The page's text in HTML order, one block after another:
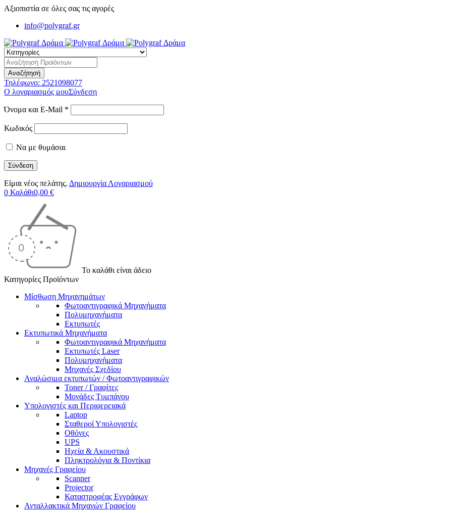
Αξιοπιστία σε όλες σας τις αγορές
info@polygraf.gr
Τηλέφωνο: 2521098077
Ο λογαριασμός μουΣύνδεση
Όνομα και E-Mail *
Κωδικός
Να με θυμάσαι
Είμαι νέος πελάτης. Δημιουργία Λογαριασμού
0 Καλάθι0,00 €
Το καλάθι είναι άδειο
Κατηγορίες Προϊόντων
Μίσθωση Μηχανημάτων
Φωτοαντιγραφικά Μηχανήματα
Πολυμηχανήματα
Εκτυπωτές
Εκτυπωτικά Μηχανήματα
Φωτοαντιγραφικά Μηχανήματα
Εκτυπωτές Laser
Πολυμηχανήματα
Μηχανές Σχεδίου
Αναλώσιμα εκτυπωτών / Φωτοαντιγραφικών
Toner / Γραφίτες
Μονάδες Τυμπάνου
Υπολογιστές και Περιφερειακά
Laptop
Σταθεροί Υπολογιστές
Οθόνες
UPS
Ηχεία & Ακουστικά
Πληκτρολόγια & Ποντίκια
Μηχανές Γραφείου
Scanner
Projector
Καταστροφέας Εγγράφων
Ανταλλακτικά Μηχανών Γραφείου